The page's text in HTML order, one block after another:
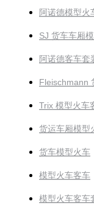
阿诺德模型火
SJ 货车车厢
阿诺德客车套
Fleischmann
Trix 模型火车
货运车厢模型
货车模型火车
模型火车客车
模型火车客车